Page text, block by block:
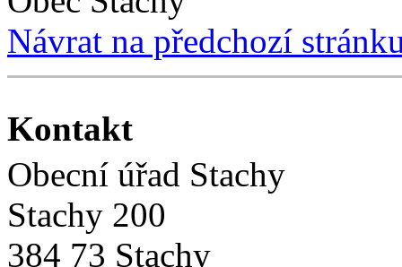
Návrat na předchozí
Kontakt
Obecní úřad Stachy
Stachy 200
384 73 Stachy